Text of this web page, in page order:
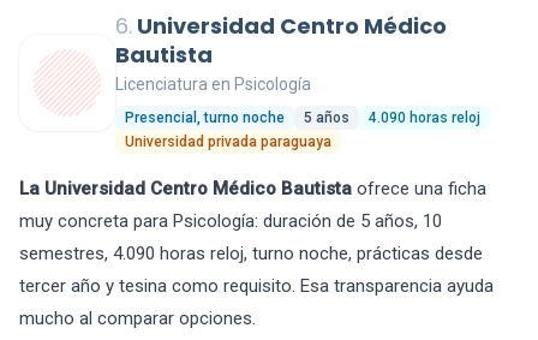
6. Universidad Centro Médico
Bautista
Licenciatura en Psicología
Presencial, turno noche 5 años
4.090 horas reloj
Universidad privada paraguaya
La Universidad Centro Médico Bautista ofrece una ficha
muy concreta para Psicología: duración de 5 años, 10
semestres, 4.090 horas reloj, turno noche, prácticas desde
tercer año y tesina como requisito. Esa transparencia ayuda
mucho al comparar opciones.